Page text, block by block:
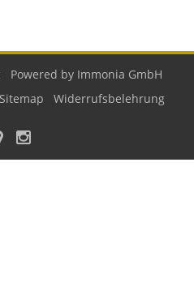
Powered by Immonia GmbH
Sitemap Widerrufsbelehrung